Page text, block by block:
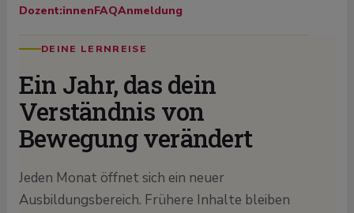
Dozent:innenFAQAnmeldung
DEINE LERNREISE
Ein Jahr, das dein
Verständnis von
Bewegung verändert
Jeden Monat öffnet sich ein neuer
Ausbildungsbereich. Frühere Inhalte bleiben